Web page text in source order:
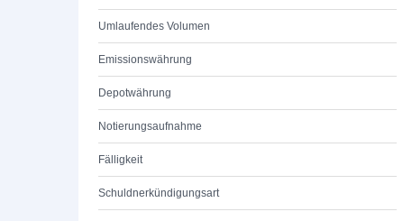
Umlaufendes Volumen
Emissionswährung
Depotwährung
Notierungsaufnahme
Fälligkeit
Schuldnerkündigungsart